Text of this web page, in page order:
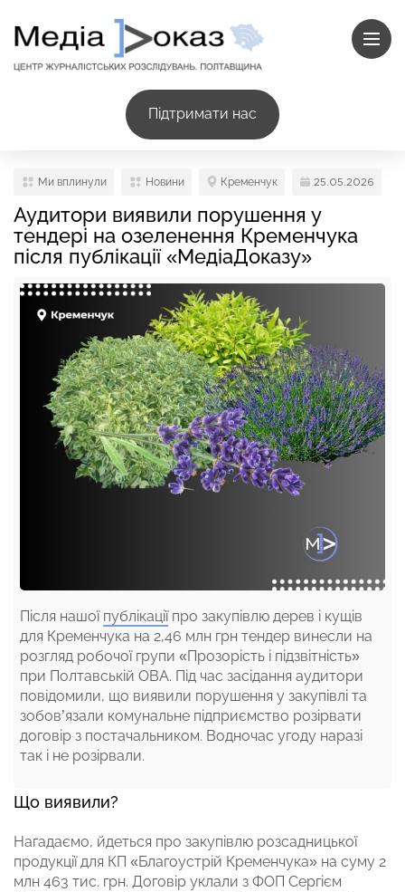
Підтримати нас
Ми вплинули Новини Кременчук 25.05.2026
Аудитори виявили порушення у
тендері на озеленення Кременчука
після публікації «МедіаДоказу»
Після нашої публікаціїпро закупівлю дерев і кущів
для Кременчука на 2,46 млн грн тендер винесли на
розгляд робочої групи «Прозорість і підзвітність»
при Полтавській ОВА. Під час засідання аудитори
повідомили, що виявили порушення у закупівлі та
зобов’язали комунальне підприємство розірвати
договір з постачальником. Водночас угоду наразі
так і не розірвали.
Що виявили?
Нагадаємо, йдеться про закупівлю розсадницької
продукції для КП «Благоустрій Кременчука» на суму 2
млн 463 тис. грн. Договір уклали з ФОП Сергієм